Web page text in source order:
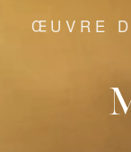
ŒUVRE